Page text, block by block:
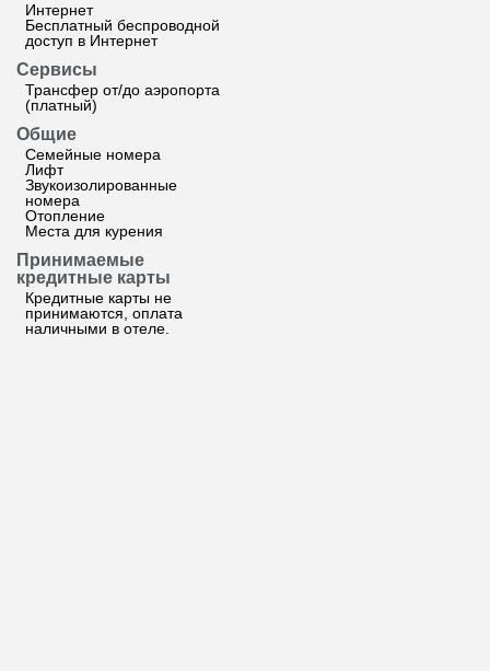
Интернет
Бесплатный беспроводной
доступ в Интернет
Сервисы
Трансфер от/до аэропорта
(платный)
Общие
Семейные номера
Лифт
Звукоизолированные
номера
Отопление
Места для курения
Принимаемые
кредитные карты
Кредитные карты не
принимаются, оплата
наличными в отеле.